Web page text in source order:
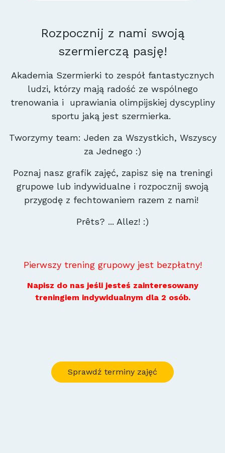
Rozpocznij z nami swoją
szermierczą pasję!
Akademia Szermierki to zespół fantastycznych
ludzi, którzy mają radość ze wspólnego
trenowania i uprawiania olimpijskiej dyscypliny
sportu jaką jest szermierka.
Tworzymy team: Jeden za Wszystkich, Wszyscy
za Jednego :)
Poznaj nasz grafik zajęć, zapisz się na treningi
grupowe lub indywidualne i rozpocznij swoją
przygodę z fechtowaniem razem z nami!
Prêts? ... Allez! :)
Pierwszy trening grupowy jest bezpłatny!
Napisz do nas jeśli jesteś zainteresowany
treningiem indywidualnym dla 2 osób.
Sprawdź terminy zajęć